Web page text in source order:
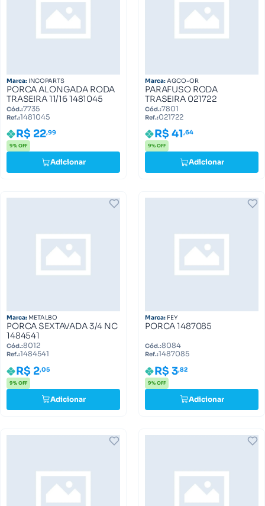
Marca: INCOPARTS
PORCA ALONGADA RODA
TRASEIRA 11/16 1481045
Cód.:7735
Ref.:1481045
R$ 22,99
9% OFF
Adicionar
Marca:AGCO-OR
PARAFUSO RODA
TRASEIRA 021722
Cód.:7801
Ref.:021722
R$ 41,64
9% OFF
Adicionar
Marca: METALBO
PORCA SEXTAVADA 3/4 NC
1484541
Cód.:8012
Ref.:1484541
R$ 2,05
9% OFF
Adicionar
Marca: FEY
PORCA 1487085
Cód.:8084
Ref.:1487085
R$ 3,82
9% OFF
Adicionar